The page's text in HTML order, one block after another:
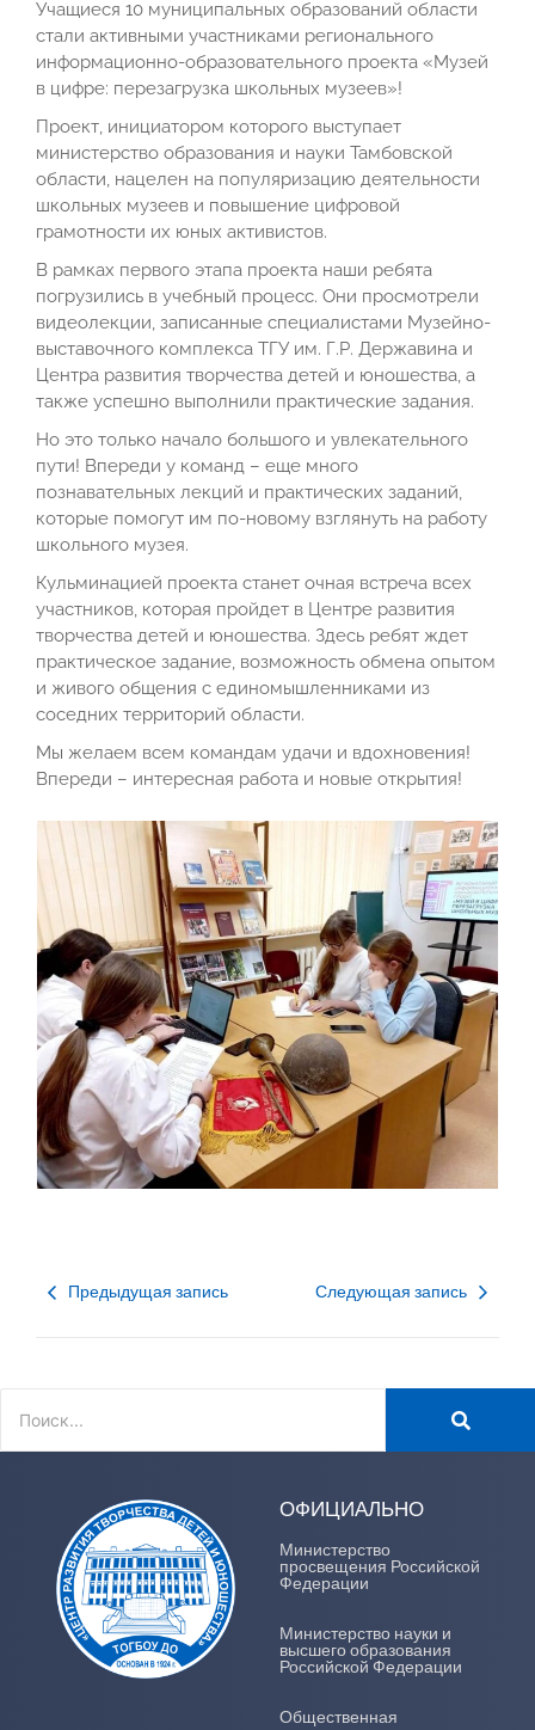
Учащиеся 10 муниципальных образований области
стали активными участниками регионального
информационно-образовательного проекта «Музей
в цифре: перезагрузка школьных музеев»!
Проект, инициатором которого выступает
министерство образования и науки Тамбовской
области, нацелен на популяризацию деятельности
школьных музеев и повышение цифровой
грамотности их юных активистов.
В рамках первого этапа проекта наши ребята
погрузились в учебный процесс. Они просмотрели
видеолекции, записанные специалистами Музейно-
выставочного комплекса ТГУ им. Г.Р. Державина и
Центра развития творчества детей и юношества, а
также успешно выполнили практические задания.
Но это только начало большого и увлекательного
пути! Впереди у команд – еще много
познавательных лекций и практических заданий,
которые помогут им по-новому взглянуть на работу
школьного музея.
Кульминацией проекта станет очная встреча всех
участников, которая пройдет в Центре развития
творчества детей и юношества. Здесь ребят ждет
практическое задание, возможность обмена опытом
и живого общения с единомышленниками из
соседних территорий области.
Мы желаем всем командам удачи и вдохновения!
Впереди – интересная работа и новые открытия!
Предыдущая запись Следующая запись
ОФИЦИАЛЬНО
Министерство
просвещения Российской
Федерации
Министерство науки и
высшего образования
Российской Федерации
Общественная